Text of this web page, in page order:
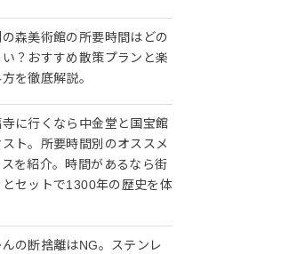
森美術館の所要時間はどの
い？おすすめ散策プランと楽
方を徹底解説。
に行くなら中金堂と国宝館
スト。所要時間別のオススメ
スを紹介。時間があるなら街
とセットで1300年の歴史を体
んの断捨離はNG。ステンレ